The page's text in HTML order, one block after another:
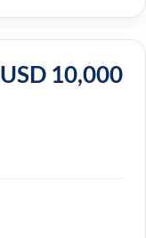
USD 10,000